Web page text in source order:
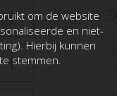
om de website
en niet-
Hierbij kunnen
stemmen.